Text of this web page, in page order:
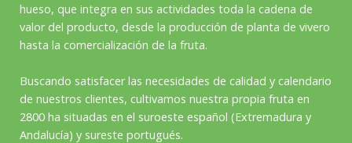
hueso, que integra en sus actividades toda la cadena de
valor del producto, desde la producción de planta de vivero
hasta la comercialización de la fruta.
Buscando satisfacer las necesidades de calidad y calendario
de nuestros clientes, cultivamos nuestra propia fruta en
2800 ha situadas en el suroeste español (Extremadura y
Andalucía) y sureste portugués.